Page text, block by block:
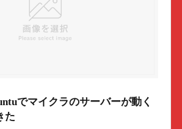
でマイクラのサーバーが動く
た